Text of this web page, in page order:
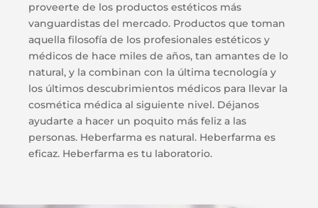
proveerte de los productos estéticos más
vanguardistas del mercado. Productos que toman
aquella filosofía de los profesionales estéticos y
médicos de hace miles de años, tan amantes de lo
natural, y la combinan con la última tecnología y
los últimos descubrimientos médicos para llevar la
cosmética médica al siguiente nivel. Déjanos
ayudarte a hacer un poquito más feliz a las
personas. Heberfarma es natural. Heberfarma es
eficaz. Heberfarma es tu laboratorio.